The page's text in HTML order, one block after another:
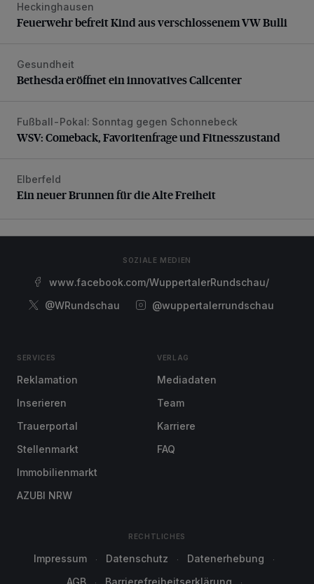
Feuerwehr befreit Kind aus verschlossenem VW Bulli
Heckinghausen
Feuerwehr befreit Kind aus verschlossenem VW Bulli
Bethesda eröffnet ein innovatives Callcenter
Gesundheit
Bethesda eröffnet ein innovatives Callcenter
WSV: Comeback, Favoritenfrage und Fitnesszustand
Fußball-Pokal: Sonntag gegen Schonnebeck
WSV: Comeback, Favoritenfrage und Fitnesszustand
Ein neuer Brunnen für die Alte Freiheit
Elberfeld
Ein neuer Brunnen für die Alte Freiheit
SOZIALE MEDIEN
www.facebook.com/WuppertalerRundschau/
@WRundschau
@wuppertalerrundschau
SERVICES
Reklamation
Inserieren
Trauerportal
Stellenmarkt
Immobilienmarkt
AZUBI NRW
VERLAG
Mediadaten
Team
Karriere
FAQ
RECHTLICHES
Impressum Datenschutz
Datenerhebung